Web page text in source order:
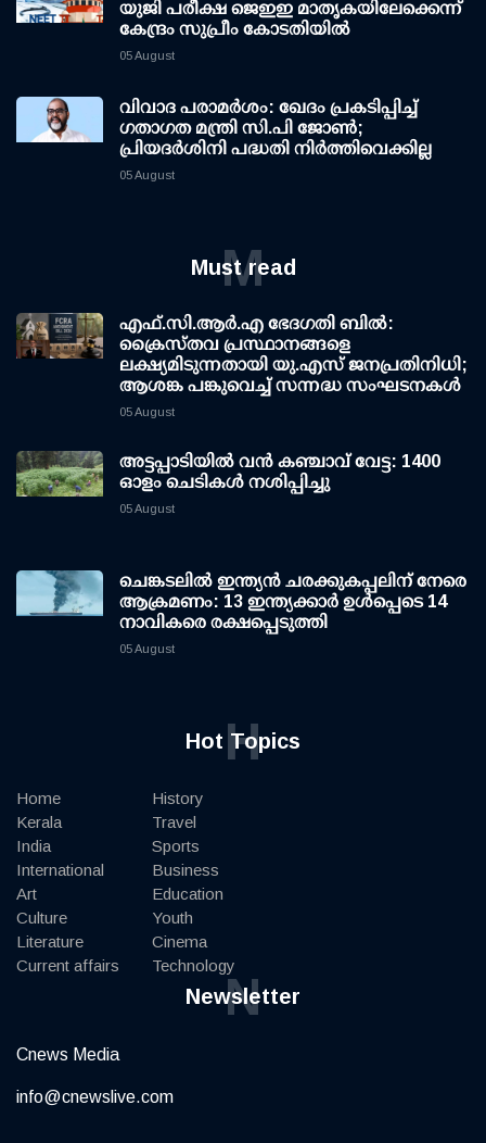
യുജി പരീക്ഷ ജെഇഇ മാതൃകയിലേക്കെന്ന്
കേന്ദ്രം സുപ്രീം കോടതിയില്‍
05 August
വിവാദ പരാമര്‍ശം: ഖേദം പ്രകടിപ്പിച്ച്
ഗതാഗത മന്ത്രി സി.പി ജോണ്‍;
പ്രിയദര്‍ശിനി പദ്ധതി നിര്‍ത്തിവെക്കില്ല
05 August
Must read
M
എഫ്.സി.ആര്‍.എ ഭേദഗതി ബില്‍:
ക്രൈസ്തവ പ്രസ്ഥാനങ്ങളെ
ലക്ഷ്യമിടുന്നതായി യു.എസ് ജനപ്രതിനിധി;
ആശങ്ക പങ്കുവെച്ച് സന്നദ്ധ സംഘടനകള്‍
05 August
അട്ടപ്പാടിയില്‍ വന്‍ കഞ്ചാവ് വേട്ട: 1400
ഓളം ചെടികള്‍ നശിപ്പിച്ചു
05 August
ചെങ്കടലില്‍ ഇന്ത്യന്‍ ചരക്കുകപ്പലിന് നേരെ
ആക്രമണം: 13 ഇന്ത്യക്കാര്‍ ഉള്‍പ്പെടെ 14
നാവികരെ രക്ഷപ്പെടുത്തി
05 August
Hot Topics
H
Home
Kerala
India
International
Art
Culture
Literature
Current affairs
History
Travel
Sports
Business
Education
Youth
Cinema
Technology
Newsletter
N
Cnews Media
info@cnewslive.com